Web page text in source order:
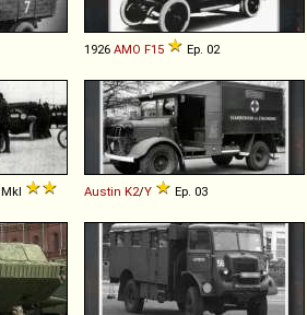
1926 AMO F15 Ep. 02
MkI
Austin K2/Y Ep. 03